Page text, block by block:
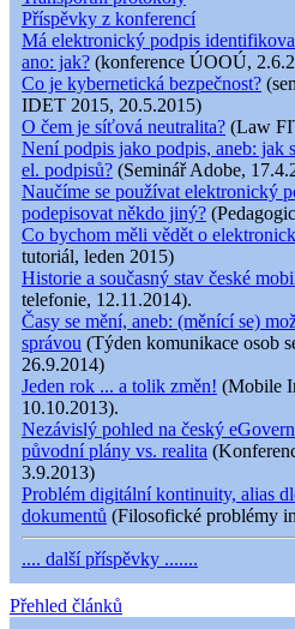
Příspěvky z konferencí
Má elektronický podpis
ano: jak? (konference ÚOOÚ,
Co je kybernetická bezpečnost?
IDET 2015, 20.5.2015)
O čem je síťová neutralita? (Law
Není podpis jako podpis, aneb: jak
el. podpisů? (Seminář Adobe,
Naučíme se používat elektronický
podepisovat někdo jiný?
Co bychom měli vědět o
tutoriál, leden 2015)
Historie a současný stav české
telefonie, 12.11.2014).
Časy se mění, aneb: (měnící se)
správou (Týden komunikace osob
26.9.2014)
Jeden rok ... a tolik změn! (Mobile
10.10.2013).
Nezávislý pohled na český
původní plány vs. realita
3.9.2013)
Problém digitální kontinuity, alias
dokumentů (Filosofické problémy
.... další příspěvky .......
Přehled článků